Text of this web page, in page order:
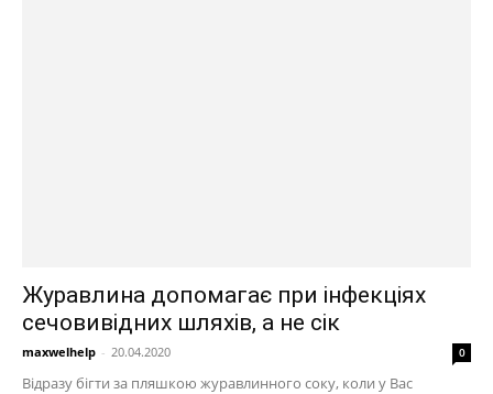
Журавлина допомагає при інфекціях
сечовивідних шляхів, а не сік
maxwelhelp - 20.04.2020 0
Відразу бігти за пляшкою журавлинного соку, коли у Вас